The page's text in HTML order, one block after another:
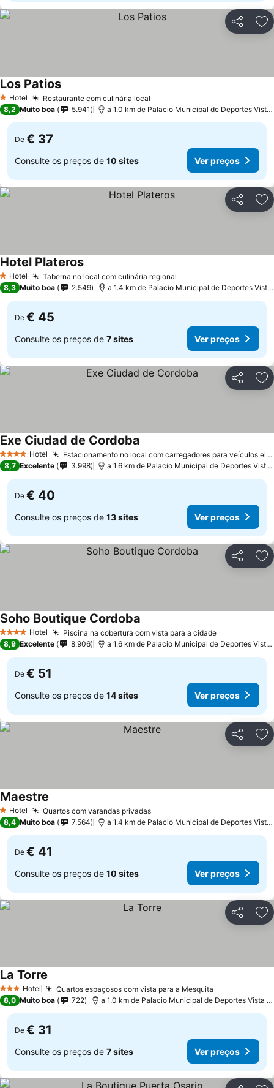
Partilhar
1 Estrelas
Hotel Restaurante com culinária local
Los Patios
8,2 Muito boa 5.941 a 1.0 km de Palacio Municipal de Deportes Vista Alegre
De € 37
Consulte os preços de 10 sites Ver preços
Partilhar
1 Estrelas
Hotel Taberna no local com culinária regional
Hotel Plateros
8,3 Muito boa 2.549 a 1.4 km de Palacio Municipal de Deportes Vista Alegre
De € 45
Consulte os preços de 7 sites Ver preços
Partilhar
4 EstrelasHotel Estacionamento no local com carregadores para veículos elétricos
Exe Ciudad de Cordoba
8,7 Excelente 3.998 a 1.6 km de Palacio Municipal de Deportes Vista Alegre
De € 40
Consulte os preços de 13 sites Ver preços
Partilhar
4 EstrelasHotel Piscina na cobertura com vista para a cidade
Soho Boutique Cordoba
8,9 Excelente 8.906 a 1.6 km de Palacio Municipal de Deportes Vista Alegre
De € 51
Consulte os preços de 14 sites Ver preços
Partilhar
1 Estrelas
Hotel Quartos com varandas privadas
Maestre
8,4 Muito boa 7.564 a 1.4 km de Palacio Municipal de Deportes Vista Alegre
De € 41
Consulte os preços de 10 sites Ver preços
Partilhar
3 EstrelasHotel Quartos espaçosos com vista para a Mesquita
La Torre
8,0 Muito boa 722 a 1.0 km de Palacio Municipal de Deportes Vista Alegre
De € 31
Consulte os preços de 7 sites Ver preços